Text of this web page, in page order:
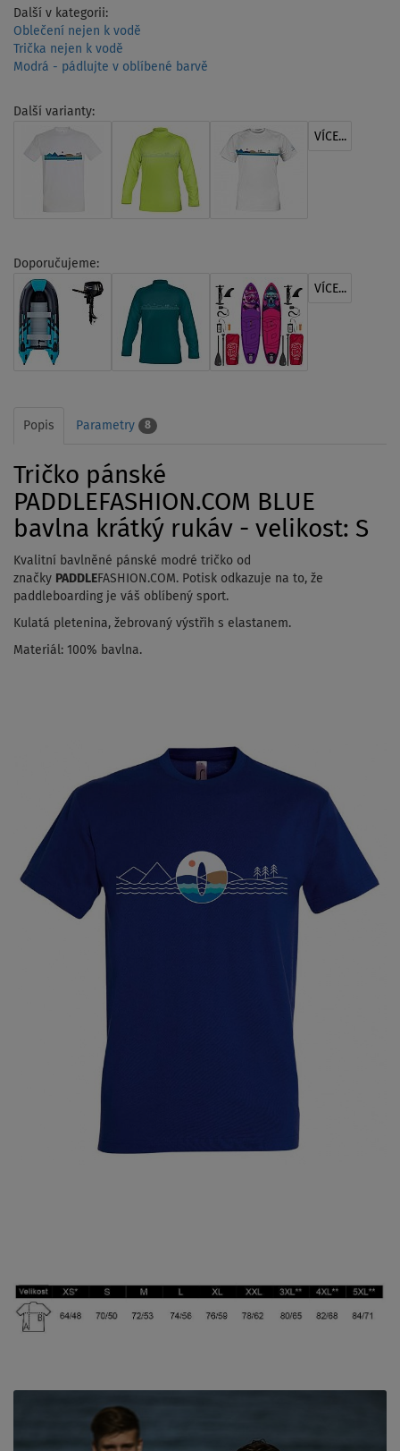
Další v kategorii:
Oblečení nejen k vodě
Trička nejen k vodě
Modrá - pádlujte v oblíbené barvě
Další varianty:
VÍCE...
Doporučujeme:
VÍCE...
Popis Parametry 8
Tričko pánské
PADDLEFASHION.COM BLUE
bavlna krátký rukáv - velikost: S
Kvalitní bavlněné pánské modré tričko od
značky PADDLEFASHION.COM. Potisk odkazuje na to, že
paddleboarding je váš oblíbený sport.
Kulatá pletenina, žebrovaný výstřih s elastanem.
Materiál: 100% bavlna.